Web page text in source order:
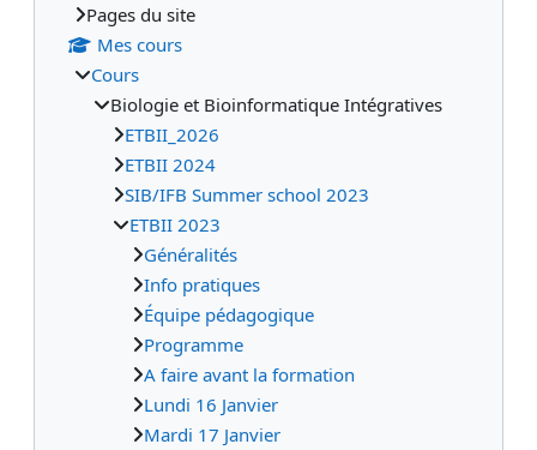
Pages du site
Mes cours
Cours
Biologie et Bioinformatique Intégratives
ETBII_2026
ETBII 2024
SIB/IFB Summer school 2023
ETBII 2023
Généralités
Info pratiques
Équipe pédagogique
Programme
A faire avant la formation
Lundi 16 Janvier
Mardi 17 Janvier